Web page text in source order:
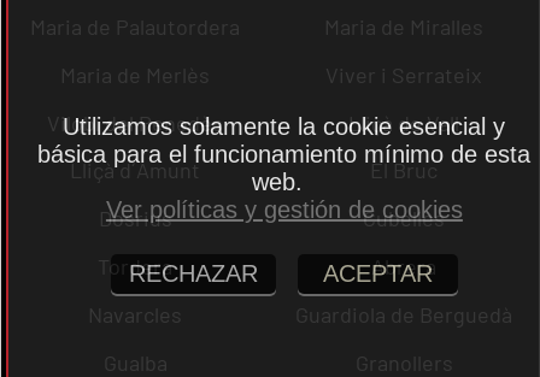
Maria de Palautordera
Maria de Miralles
Maria de Merlès
Viver i Serrateix
Vilobí del Penedès
Lliçà de Vall
Lliçà d´Amunt
El Bruc
Dosrius
Cubelles
Tordera
Abrera
Navarcles
Guardiola de Berguedà
Gualba
Granollers
Utilizamos solamente la cookie esencial y
básica para el funcionamiento mínimo de esta
web.
Ver políticas y gestión de cookies
RECHAZAR ACEPTAR